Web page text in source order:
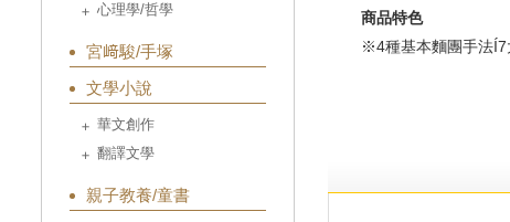
心理學/哲學
宮﨑駿/手塚
文學小說
華文創作
翻譯文學
親子教養/童書
商品特色
※4種基本麵團手法Í7